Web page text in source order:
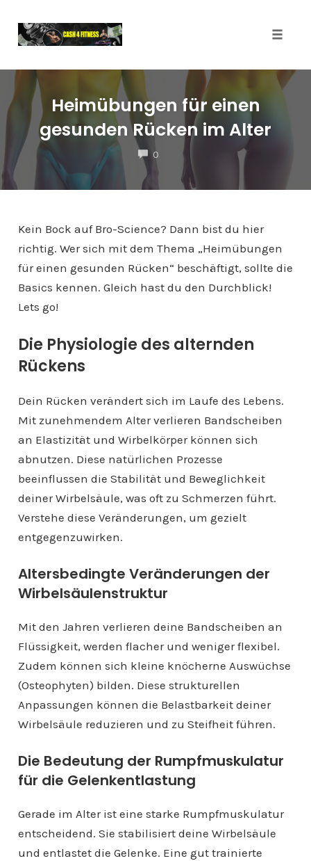
Skip
content
Heimübungen für einen
gesunden Rücken im Alter
0COMMENTS
Kein Bock auf Bro-Science? Dann bist du hier
richtig. Wer sich mit dem Thema „Heimübungen
für einen gesunden Rücken“ beschäftigt, sollte die
Basics kennen. Gleich hast du den Durchblick!
Lets go!
Die Physiologie des alternden
Rückens
Dein Rücken verändert sich im Laufe des Lebens.
Mit zunehmendem Alter verlieren Bandscheiben
an Elastizität und Wirbelkörper können sich
abnutzen. Diese natürlichen Prozesse
beeinflussen die Stabilität und Beweglichkeit
deiner Wirbelsäule, was oft zu Schmerzen führt.
Verstehe diese Veränderungen, um gezielt
entgegenzuwirken.
Altersbedingte Veränderungen der
Wirbelsäulenstruktur
Mit den Jahren verlieren deine Bandscheiben an
Flüssigkeit, werden flacher und weniger flexibel.
Zudem können sich kleine knöcherne Auswüchse
(Osteophyten) bilden. Diese strukturellen
Anpassungen können die Belastbarkeit deiner
Wirbelsäule reduzieren und zu Steifheit führen.
Die Bedeutung der Rumpfmuskulatur
für die Gelenkentlastung
Gerade im Alter ist eine starke Rumpfmuskulatur
entscheidend. Sie stabilisiert deine Wirbelsäule
und entlastet die Gelenke. Eine gut trainierte